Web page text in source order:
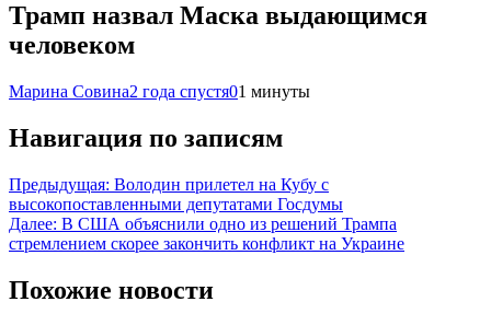
Трамп назвал Маска выдающимся
человеком
Марина Совина2 года спустя01 минуты
Навигация по записям
Предыдущая: Володин прилетел на Кубу с
высокопоставленными депутатами Госдумы
Далее: В США объяснили одно из решений Трампа
стремлением скорее закончить конфликт на Украине
Похожие новости